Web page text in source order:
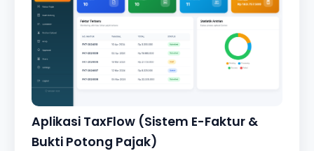
Aplikasi TaxFlow (Sistem E-Faktur &
Bukti Potong Pajak)